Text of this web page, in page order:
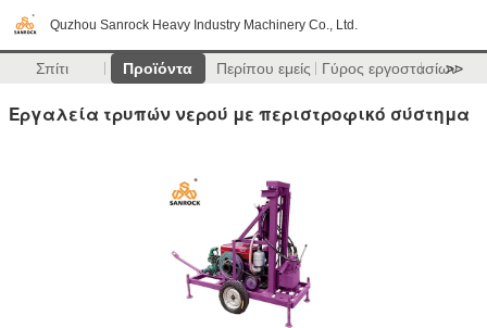
Quzhou Sanrock Heavy Industry Machinery Co., Ltd.
Σπίτι Προϊόντα Περίπου εμείς Γύρος εργοστασίων
>>
Εργαλεία τρυπών νερού με περιστροφικό σύστημα